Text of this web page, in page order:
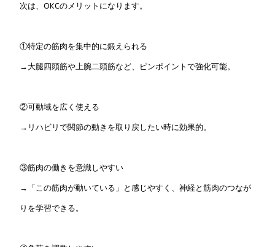
次は、OKCのメリットになります。
①特定の筋肉を集中的に鍛えられる
→大腿四頭筋や上腕二頭筋など、ピンポイントで強化可能。
②可動域を広く使える
→リハビリで関節の動きを取り戻したい時に効果的。
③筋肉の働きを意識しやすい
→「この筋肉が動いている」と感じやすく、神経と筋肉のつなが
りを学習できる。